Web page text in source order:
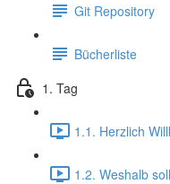
Git Repository
Bücherliste
1. Tag
1.1. Herzlich
1.2. Weshalb